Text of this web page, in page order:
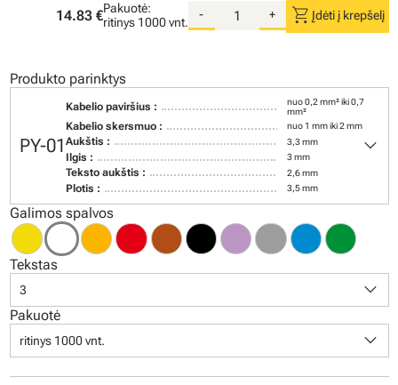
14.83 €Pakuotė:
ritinys 1000 vnt.
- + shopping_cart Įdėti į krepšelį
Produkto parinktys
PY-01
Kabelio paviršius :
nuo 0,2 mm² iki 0,7
mm²
Kabelio skersmuo : nuo 1 mm iki 2 mm
Aukštis : 3,3 mm
Ilgis : 3 mm
Teksto aukštis : 2,6 mm
Plotis : 3,5 mm
keyboard_arrow_down
Galimos spalvos
Tekstas
3 keyboard_arrow_down
Pakuotė
ritinys 1000 vnt. keyboard_arrow_down